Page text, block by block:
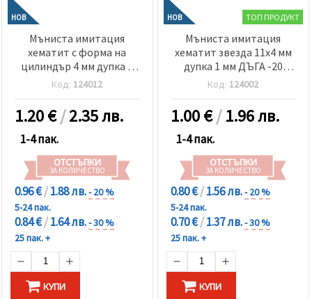
НОВ
Мъниста имитация
хематит с форма на
цилиндър 4 мм дупка 1
мм многостен ДЪГА -20
грама ~660 броя
Код: 124012
1.20€/2.35 лв.
1-4 пак.
ОТСТЪПКИ
ЗА КОЛИЧЕСТВО
0.96 €/1.88 лв.- 20 %
5-24 пак.
0.84 €/1.64 лв.- 30 %
25 пак. +
КУПИ
НОВ ТОП ПРОДУКТ
Мъниста имитация
хематит звезда 11x4 мм
дупка 1 мм ДЪГА -20
грама ~ 90 броя
Код: 124002
1.00€/1.96 лв.
1-4 пак.
ОТСТЪПКИ
ЗА КОЛИЧЕСТВО
0.80 €/1.56 лв.- 20 %
5-24 пак.
0.70 €/1.37 лв.- 30 %
25 пак. +
КУПИ